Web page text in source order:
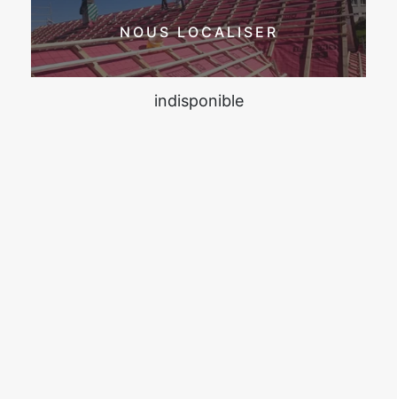
NOUS LOCALISER
indisponible